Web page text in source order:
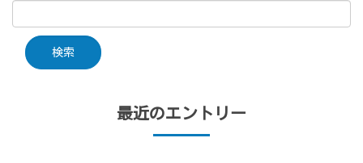
最近のエントリー